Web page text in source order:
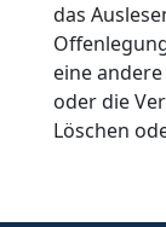
das
eine
oder die
Löschen